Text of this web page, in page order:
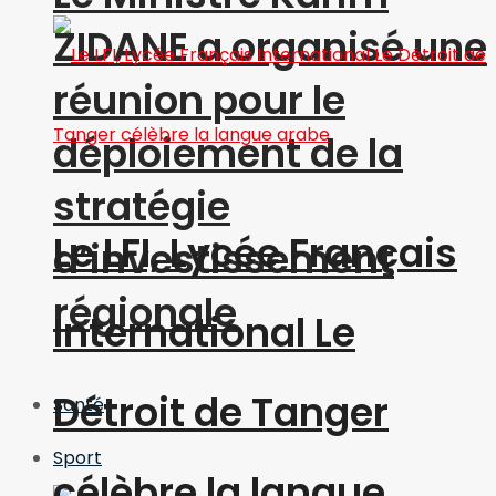
ZIDANE a organisé une
réunion pour le
déploiement de la
stratégie
d’investissement
régionale
Santé
Sport
Le LFI, Lycée Français
International Le
Détroit de Tanger